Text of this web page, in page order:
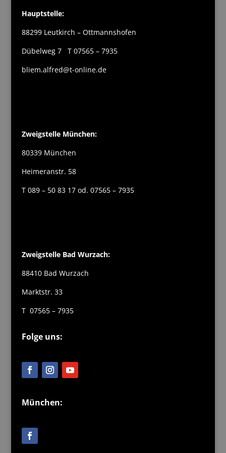
Hauptstelle:
88299 Leutkirch – Ottmannshofen
Dübelweg 7 T 07565 – 7935
bliem.alfred@t-online.de
Zweigstelle München:
80339 München
Heimeranstr. 58
T 089 – 50 83 17 od. 07565 – 7935
Zweigstelle Bad Wurzach:
88410 Bad Wurzach
Marktstr. 33
T 07565 – 7935
Folge uns:
München: